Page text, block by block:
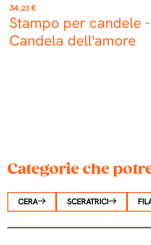
Prezzo
34 ,23 €
Stampo per candele -
Candela dell'amore
Categorie che
CERA SCERATRICI